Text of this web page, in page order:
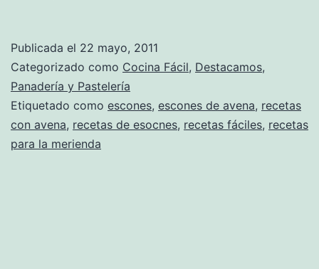
Publicada el 22 mayo, 2011
Categorizado como Cocina Fácil, Destacamos,
Panadería y Pastelería
Etiquetado como escones, escones de avena, recetas
con avena, recetas de esocnes, recetas fáciles, recetas
para la merienda